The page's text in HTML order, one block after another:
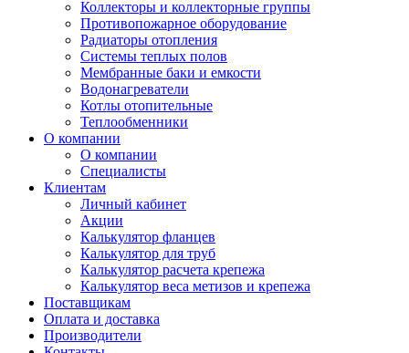
Коллекторы и коллекторные группы
Противопожарное оборудование
Радиаторы отопления
Системы теплых полов
Мембранные баки и емкости
Водонагреватели
Котлы отопительные
Теплообменники
О компании
О компании
Специалисты
Клиентам
Личный кабинет
Акции
Калькулятор фланцев
Калькулятор для труб
Калькулятор расчета крепежа
Калькулятор веса метизов и крепежа
Поставщикам
Оплата и доставка
Производители